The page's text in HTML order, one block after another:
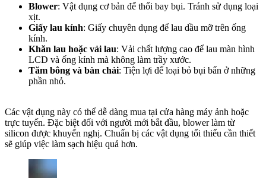
Blower: Vật dụng cơ bản để thổi bay bụi. Tránh sử dụng loại
xịt.
Giấy lau kính: Giấy chuyên dụng để lau dầu mỡ trên ống
kính.
Khăn lau hoặc vải lau: Vải chất lượng cao để lau màn hình
LCD và ống kính mà không làm trầy xước.
Tăm bông và bàn chải: Tiện lợi để loại bỏ bụi bẩn ở những
phần nhỏ.
Các vật dụng này có thể dễ dàng mua tại cửa hàng máy ảnh hoặc
trực tuyến. Đặc biệt đối với người mới bắt đầu, blower làm từ
silicon được khuyến nghị. Chuẩn bị các vật dụng tối thiểu cần thiết
sẽ giúp việc làm sạch hiệu quả hơn.